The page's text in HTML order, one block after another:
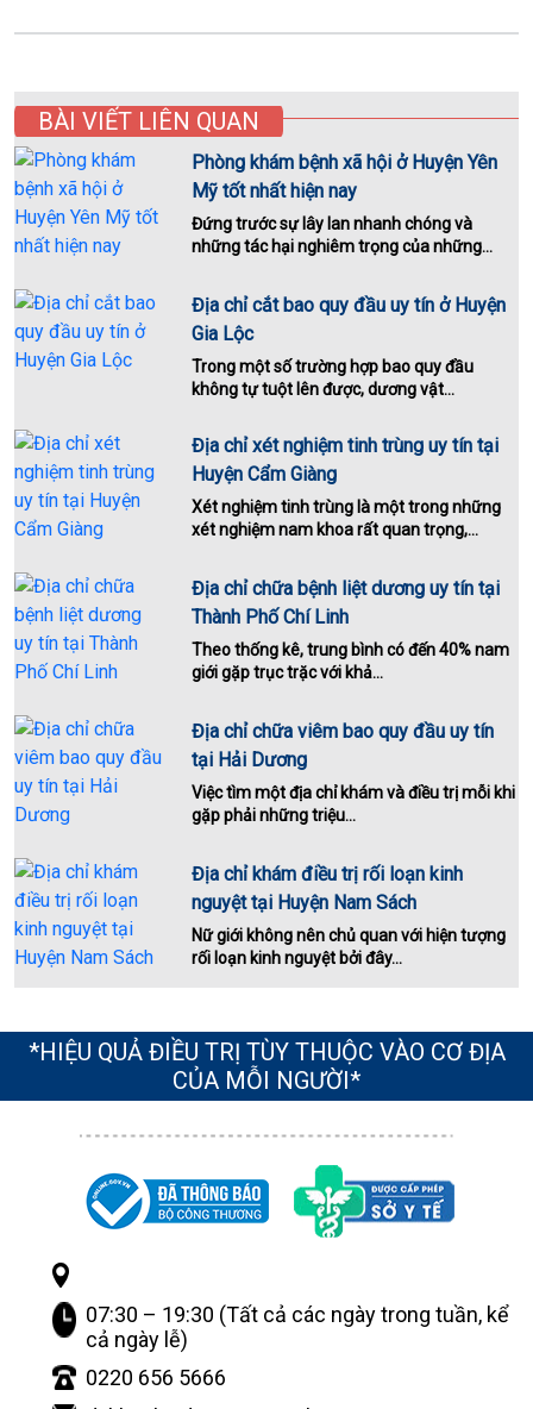
BÀI VIẾT LIÊN QUAN
Phòng khám bệnh xã hội ở Huyện Yên
Mỹ tốt nhất hiện nay
Đứng trước sự lây lan nhanh chóng và
những tác hại nghiêm trọng của những...
Địa chỉ cắt bao quy đầu uy tín ở Huyện
Gia Lộc
Trong một số trường hợp bao quy đầu
không tự tuột lên được, dương vật...
Địa chỉ xét nghiệm tinh trùng uy tín tại
Huyện Cẩm Giàng
Xét nghiệm tinh trùng là một trong những
xét nghiệm nam khoa rất quan trọng,...
Địa chỉ chữa bệnh liệt dương uy tín tại
Thành Phố Chí Linh
Theo thống kê, trung bình có đến 40% nam
giới gặp trục trặc với khả...
Địa chỉ chữa viêm bao quy đầu uy tín
tại Hải Dương
Việc tìm một địa chỉ khám và điều trị mỗi khi
gặp phải những triệu...
Địa chỉ khám điều trị rối loạn kinh
nguyệt tại Huyện Nam Sách
Nữ giới không nên chủ quan với hiện tượng
rối loạn kinh nguyệt bởi đây...
*HIỆU QUẢ ĐIỀU TRỊ TÙY THUỘC VÀO CƠ ĐỊA
CỦA MỖI NGƯỜI*
07:30 – 19:30 (Tất cả các ngày trong tuần, kể
cả ngày lễ)
0220 656 5666